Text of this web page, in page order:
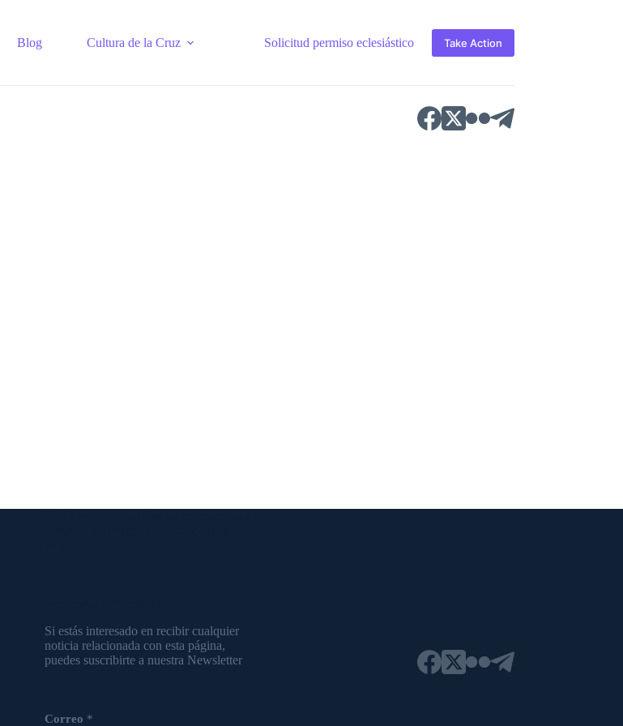
Blog Cultura de la Cruz Solicitud permiso eclesiástico Derechos de autor
Take Action
Si estás interesado en recibir cualquier
noticia relacionada con esta página,
puedes suscribirte a nuestra Newsletter
Correo *